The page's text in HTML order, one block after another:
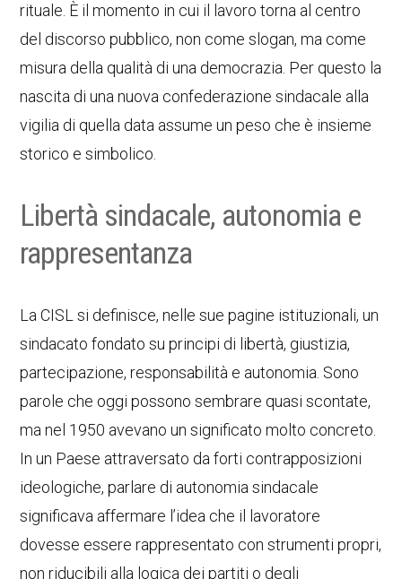
rituale. È il momento in cui il lavoro torna al centro
del discorso pubblico, non come slogan, ma come
misura della qualità di una democrazia. Per questo la
nascita di una nuova confederazione sindacale alla
vigilia di quella data assume un peso che è insieme
storico e simbolico.
Libertà sindacale, autonomia e
rappresentanza
La CISL si definisce, nelle sue pagine istituzionali, un
sindacato fondato su principi di libertà, giustizia,
partecipazione, responsabilità e autonomia. Sono
parole che oggi possono sembrare quasi scontate,
ma nel 1950 avevano un significato molto concreto.
In un Paese attraversato da forti contrapposizioni
ideologiche, parlare di autonomia sindacale
significava affermare l’idea che il lavoratore
dovesse essere rappresentato con strumenti propri,
non riducibili alla logica dei partiti o degli